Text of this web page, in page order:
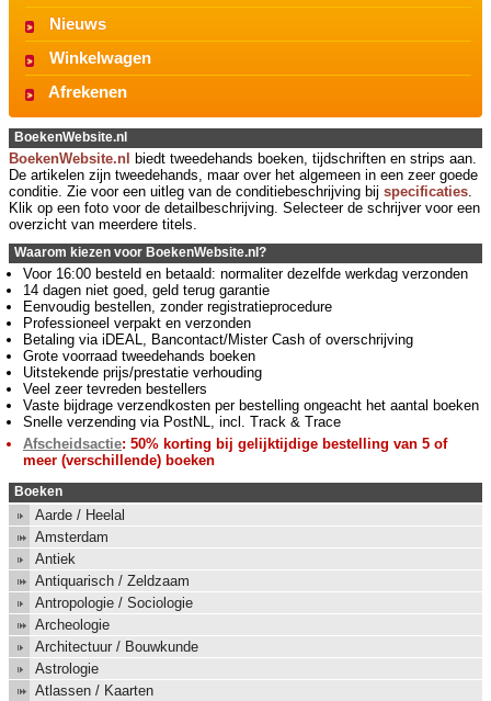
Nieuws
Winkelwagen
Afrekenen
BoekenWebsite.nl
BoekenWebsite.nl
biedt tweedehands boeken, tijdschriften en strips aan.
De artikelen zijn tweedehands, maar over het algemeen in een zeer goede
conditie. Zie voor een uitleg van de conditiebeschrijving bij specificaties.
Klik op een foto voor de detailbeschrijving. Selecteer de schrijver voor een
overzicht van meerdere titels.
Waarom kiezen voor BoekenWebsite.nl?
Voor 16:00 besteld en betaald: normaliter dezelfde werkdag verzonden
14 dagen niet goed, geld terug garantie
Eenvoudig bestellen, zonder registratieprocedure
Professioneel verpakt en verzonden
Betaling via iDEAL, Bancontact/Mister Cash of overschrijving
Grote voorraad tweedehands boeken
Uitstekende prijs/prestatie verhouding
Veel zeer tevreden bestellers
Vaste bijdrage verzendkosten per bestelling ongeacht het aantal boeken
Snelle verzending via PostNL, incl. Track & Trace
Afscheidsactie: 50% korting bij gelijktijdige bestelling van 5 of
meer (verschillende) boeken
Boeken
Aarde / Heelal
Amsterdam
Antiek
Antiquarisch / Zeldzaam
Antropologie / Sociologie
Archeologie
Architectuur / Bouwkunde
Astrologie
Atlassen / Kaarten